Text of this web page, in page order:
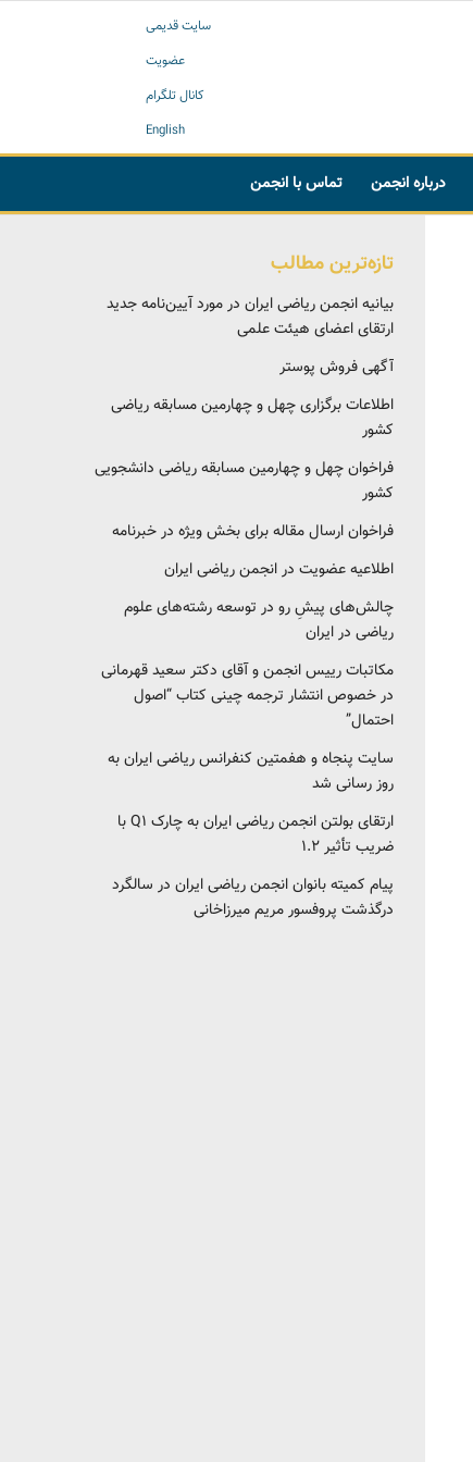
سایت قدیمی
عضویت
کانال تلگرام
English
درباره انجمن تماس با انجمن
تازه‌ترین مطالب
بیانیه انجمن ریاضی ایران در مورد آیین‌نامه جدید
ارتقای اعضای هیئت علمی
آگهی فروش پوستر
اطلاعات برگزاری چهل و چهارمین مسابقه ریاضی
کشور
فراخوان چهل و چهارمین مسابقه ریاضی دانشجویی
کشور‎‎
فراخوان ارسال مقاله برای بخش ویژه در خبرنامه
اطلاعیه عضویت در انجمن ریاضی ایران
چالش‌های پیشِ رو در توسعه رشته‌های علوم
ریاضی در ایران
مکاتبات رییس انجمن و آقای دکتر سعید قهرمانی
در خصوص انتشار ترجمه چینی کتاب “اصول
احتمال”
سایت پنجاه و هفمتین کنفرانس ریاضی ایران به
روز رسانی شد
ارتقای بولتن انجمن ریاضی ایران به چارک Q1 با
ضریب تأثیر ۱.۲
پیام کمیته بانوان انجمن ریاضی ایران در سالگرد
درگذشت پروفسور مریم میرزاخانی